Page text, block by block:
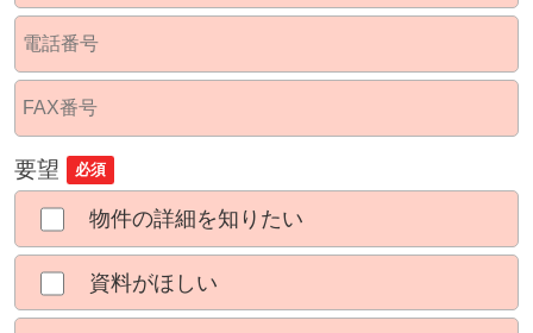
要望 必須
物件の詳細を知りたい
資料がほしい